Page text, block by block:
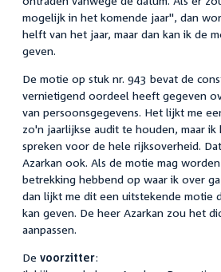
mogelijk in het komende jaar", dan
helft van het jaar, maar dan kan ik de
geven.
De motie op stuk nr. 943 bevat de
vernietigend oordeel heeft gegeven
van persoonsgegevens. Het lijkt me
zo'n jaarlijkse audit te houden, maar
spreken voor de hele rijksoverheid.
Azarkan ook. Als de motie mag
betrekking hebbend op waar ik over
dan lijkt me dit een uitstekende motie
kan geven. De heer Azarkan zou het
aanpassen.
De voorzitter: